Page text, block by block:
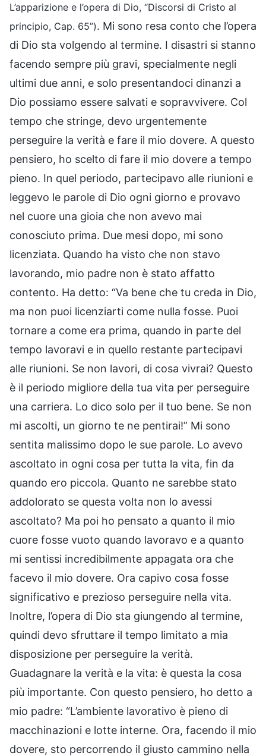
L’apparizione e l’opera di Dio, “Discorsi di Cristo al
principio, Cap. 65”). Mi sono resa conto che l’opera
di Dio sta volgendo al termine. I disastri si stanno
facendo sempre più gravi, specialmente negli
ultimi due anni, e solo presentandoci dinanzi a
Dio possiamo essere salvati e sopravvivere. Col
tempo che stringe, devo urgentemente
perseguire la verità e fare il mio dovere. A questo
pensiero, ho scelto di fare il mio dovere a tempo
pieno. In quel periodo, partecipavo alle riunioni e
leggevo le parole di Dio ogni giorno e provavo
nel cuore una gioia che non avevo mai
conosciuto prima. Due mesi dopo, mi sono
licenziata. Quando ha visto che non stavo
lavorando, mio padre non è stato affatto
contento. Ha detto: “Va bene che tu creda in Dio,
ma non puoi licenziarti come nulla fosse. Puoi
tornare a come era prima, quando in parte del
tempo lavoravi e in quello restante partecipavi
alle riunioni. Se non lavori, di cosa vivrai? Questo
è il periodo migliore della tua vita per perseguire
una carriera. Lo dico solo per il tuo bene. Se non
mi ascolti, un giorno te ne pentirai!” Mi sono
sentita malissimo dopo le sue parole. Lo avevo
ascoltato in ogni cosa per tutta la vita, fin da
quando ero piccola. Quanto ne sarebbe stato
addolorato se questa volta non lo avessi
ascoltato? Ma poi ho pensato a quanto il mio
cuore fosse vuoto quando lavoravo e a quanto
mi sentissi incredibilmente appagata ora che
facevo il mio dovere. Ora capivo cosa fosse
significativo e prezioso perseguire nella vita.
Inoltre, l’opera di Dio sta giungendo al termine,
quindi devo sfruttare il tempo limitato a mia
disposizione per perseguire la verità.
Guadagnare la verità e la vita: è questa la cosa
più importante. Con questo pensiero, ho detto a
mio padre: “L’ambiente lavorativo è pieno di
macchinazioni e lotte interne. Ora, facendo il mio
dovere, sto percorrendo il giusto cammino nella